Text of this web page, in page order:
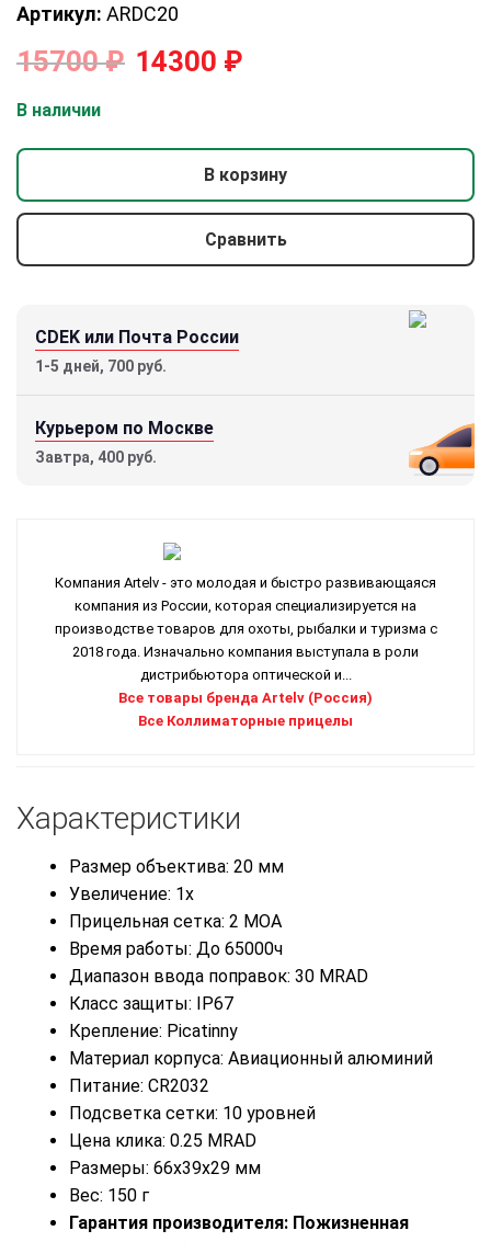
Артикул: ARDC20
15700₽ 14300 ₽
В наличии
В корзину
Сравнить
CDEK или Почта России
1-5 дней, 700 руб.
Курьером по Москве
Завтра, 400 руб.
Компания Artelv - это молодая и быстро развивающаяся
компания из России, которая специализируется на
производстве товаров для охоты, рыбалки и туризма с
2018 года. Изначально компания выступала в роли
дистрибьютора оптической и...
Все товары бренда Artelv (Россия)
Все Коллиматорные прицелы
Характеристики
Размер объектива: 20 мм
Увеличение: 1x
Прицельная сетка: 2 MOA
Время работы: До 65000ч
Диапазон ввода поправок: 30 MRAD
Класс защиты: IP67
Крепление: Picatinny
Материал корпуса: Авиационный алюминий
Питание: CR2032
Подсветка сетки: 10 уровней
Цена клика: 0.25 MRAD
Размеры: 66x39x29 мм
Вес: 150 г
Гарантия производителя: Пожизненная